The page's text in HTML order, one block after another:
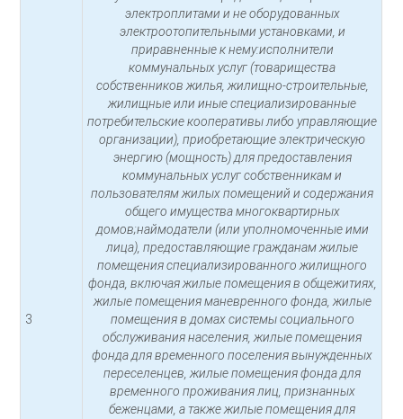
3
электроплитами и не оборудованных
электроотопительными установками, и
приравненные к нему:исполнители
коммунальных услуг (товарищества
собственников жилья, жилищно-строительные,
жилищные или иные специализированные
потребительские кооперативы либо управляющие
организации), приобретающие электрическую
энергию (мощность) для предоставления
коммунальных услуг собственникам и
пользователям жилых помещений и содержания
общего имущества многоквартирных
домов;наймодатели (или уполномоченные ими
лица), предоставляющие гражданам жилые
помещения специализированного жилищного
фонда, включая жилые помещения в общежитиях,
жилые помещения маневренного фонда, жилые
помещения в домах системы социального
обслуживания населения, жилые помещения
фонда для временного поселения вынужденных
переселенцев, жилые помещения фонда для
временного проживания лиц, признанных
беженцами, а также жилые помещения для